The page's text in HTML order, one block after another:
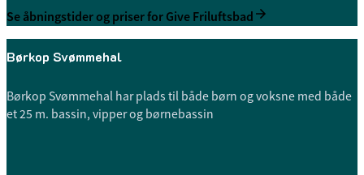
Se åbningstider og priser for Give Friluftsbad
Børkop Svømmehal
Børkop Svømmehal har plads til både børn og voksne med både
et 25 m. bassin, vipper og børnebassin